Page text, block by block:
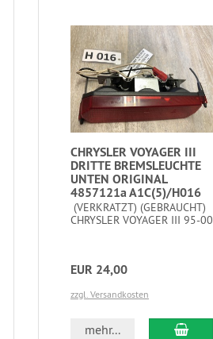
CHRYSLER VOYAGER III
DRITTE BREMSLEUCHTE
UNTEN ORIGINAL
4857121a A1C(5)/H016
(VERKRATZT) (GEBRAUCHT)
CHRYSLER VOYAGER III 95-00
EUR 24,00
zzgl. Versandkosten
mehr...